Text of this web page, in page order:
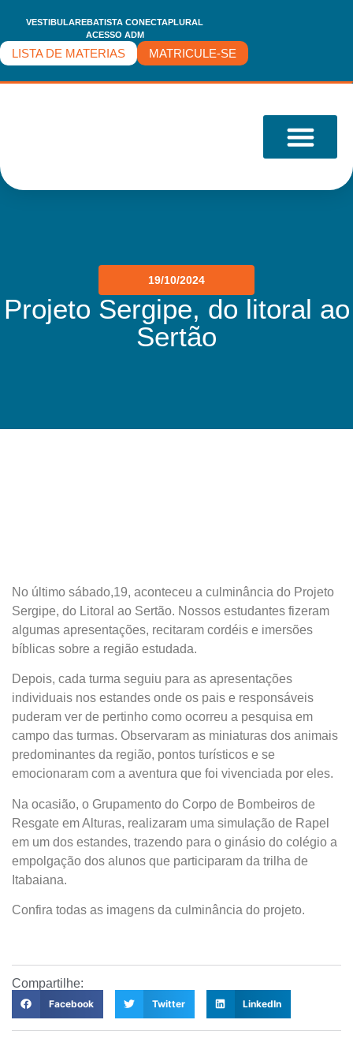
VESTIBULAREBATISTA CONECTAPLURAL
ACESSO ADM
LISTA DE MATERIAS MATRICULE-SE
19/10/2024
Projeto Sergipe, do litoral ao
Sertão
No último sábado,19, aconteceu a culminância do Projeto
Sergipe, do Litoral ao Sertão. Nossos estudantes fizeram
algumas apresentações, recitaram cordéis e imersões
bíblicas sobre a região estudada.
Depois, cada turma seguiu para as apresentações
individuais nos estandes onde os pais e responsáveis
puderam ver de pertinho como ocorreu a pesquisa em
campo das turmas. Observaram as miniaturas dos animais
predominantes da região, pontos turísticos e se
emocionaram com a aventura que foi vivenciada por eles.
Na ocasião, o Grupamento do Corpo de Bombeiros de
Resgate em Alturas, realizaram uma simulação de Rapel
em um dos estandes, trazendo para o ginásio do colégio a
empolgação dos alunos que participaram da trilha de
Itabaiana. ‍
Confira todas as imagens da culminância do projeto.
Compartilhe:
Facebook Twitter LinkedIn